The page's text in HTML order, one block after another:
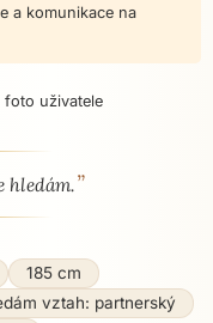
a komunikace na
hledám.”
185 cm
vztah: partnerský